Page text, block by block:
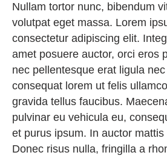
Nullam tortor nunc, bibendum
volutpat eget massa. Lorem
consectetur adipiscing elit.
amet posuere auctor, orci eros
nec pellentesque erat ligula
consequat lorem ut felis
gravida tellus faucibus.
pulvinar eu vehicula eu,
et purus ipsum. In auctor
Donec risus nulla, fringilla a